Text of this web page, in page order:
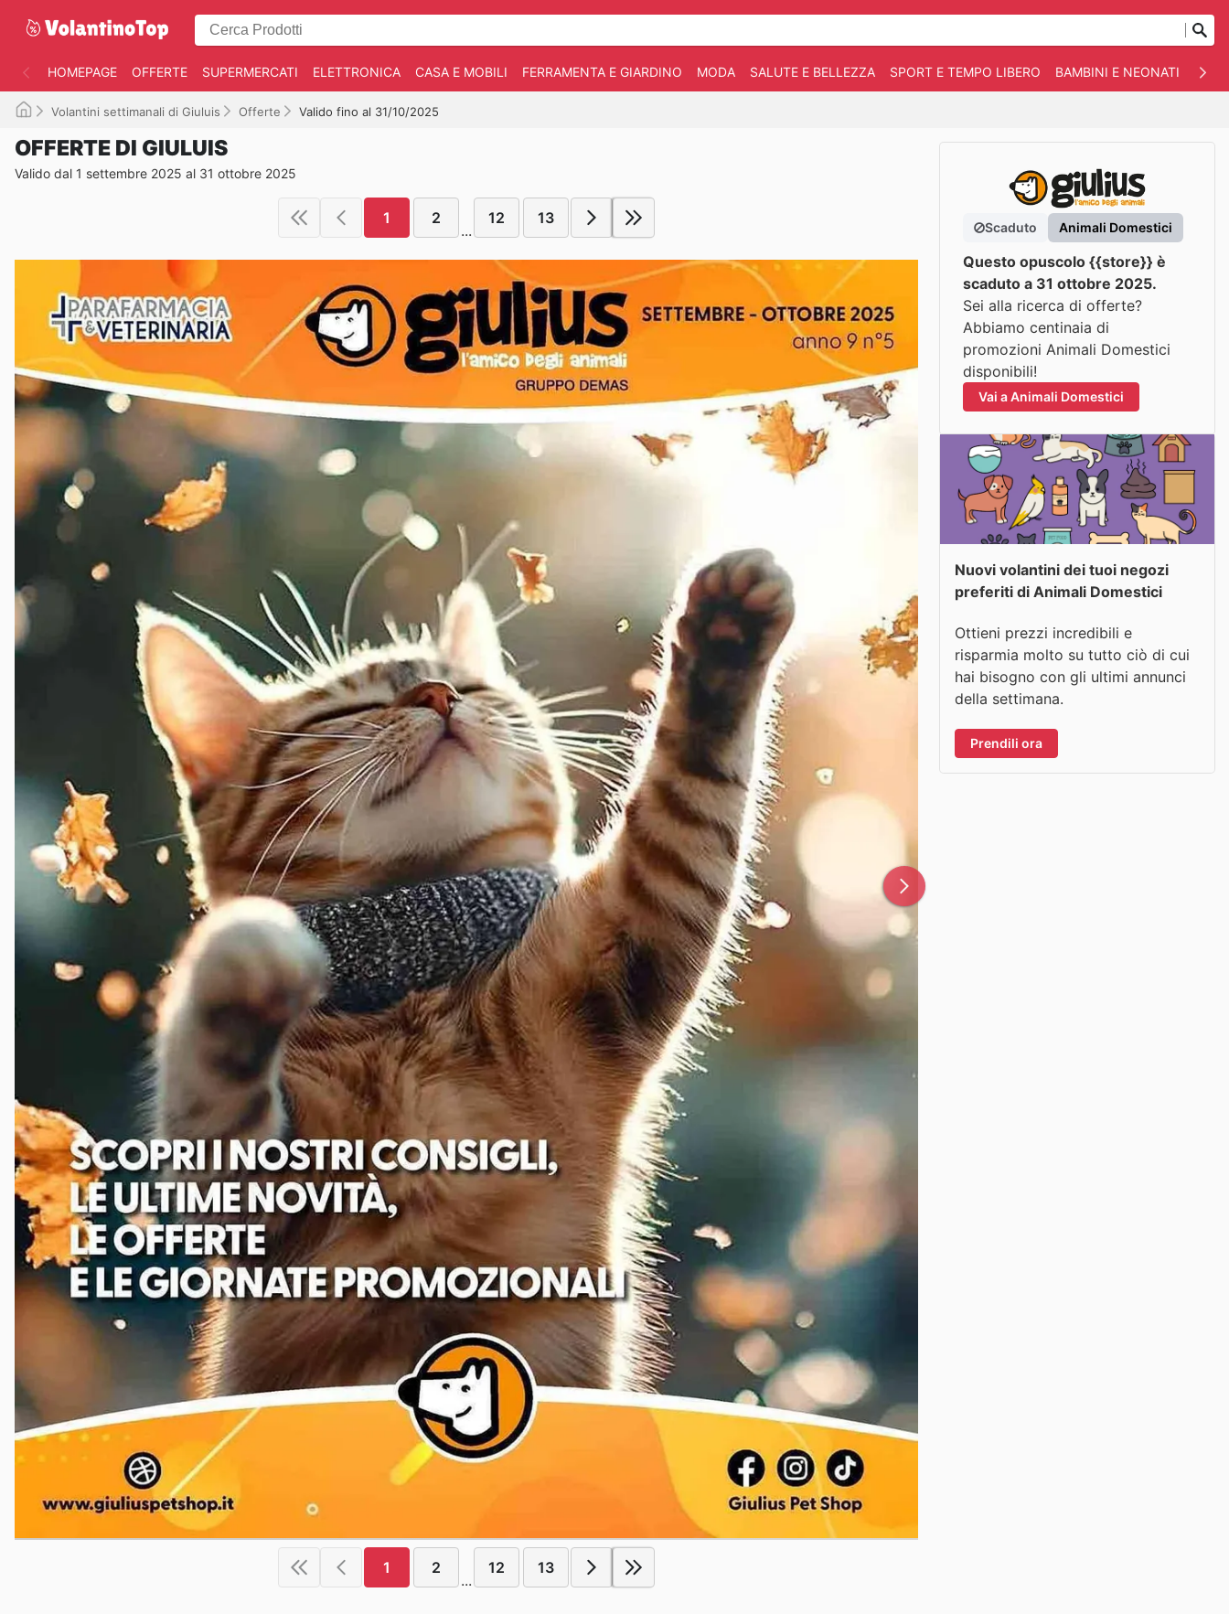
HOMEPAGE OFFERTE SUPERMERCATI ELETTRONICA CASA E MOBILI FERRAMENTA E GIARDINO MODA SALUTE E BELLEZZA SPORT E TEMPO LIBERO BAMBINI E NEONATI
Volantini settimanali di Giuluis Offerte Valido fino al 31/10/2025
OFFERTE DI GIULUIS
Valido dal 1 settembre 2025 al 31 ottobre 2025
1 2
...
12 13
1 2
...
12 13
Scaduto Animali Domestici
Questo opuscolo {{store}} è
scaduto a 31 ottobre 2025.
Sei alla ricerca di offerte?
Abbiamo centinaia di
promozioni Animali Domestici
disponibili!
Vai a Animali Domestici
Nuovi volantini dei tuoi negozi
preferiti di Animali Domestici
Ottieni prezzi incredibili e
risparmia molto su tutto ciò di cui
hai bisogno con gli ultimi annunci
della settimana.
Prendili ora